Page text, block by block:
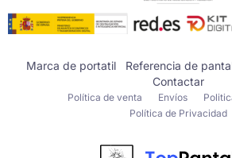
Marca de portatil Referencia de
Contactar
Política de venta Envíos
Política de Privacidad